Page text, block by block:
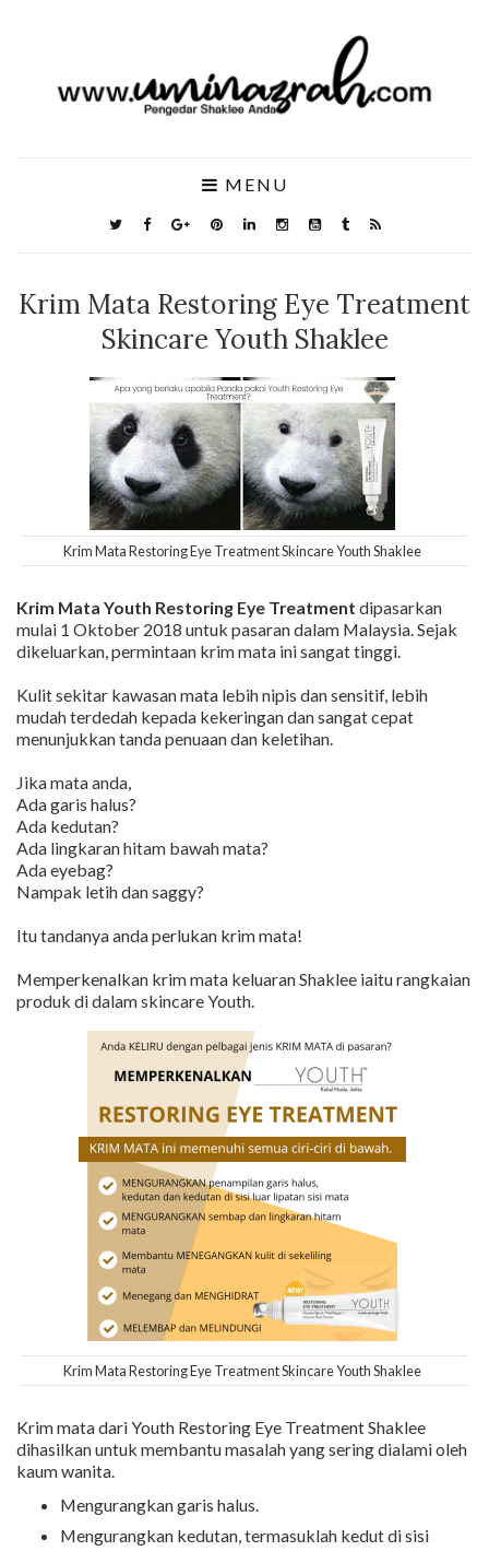
MENU
Krim Mata Restoring Eye Treatment
Skincare Youth Shaklee
Krim Mata Restoring Eye Treatment Skincare Youth Shaklee
Krim Mata Youth Restoring Eye Treatment dipasarkan
mulai 1 Oktober 2018 untuk pasaran dalam Malaysia. Sejak
dikeluarkan, permintaan krim mata ini sangat tinggi.
Kulit sekitar kawasan mata lebih nipis dan sensitif, lebih
mudah terdedah kepada kekeringan dan sangat cepat
menunjukkan tanda penuaan dan keletihan.
Jika mata anda,
Ada garis halus?
Ada kedutan?
Ada lingkaran hitam bawah mata?
Ada eyebag?
Nampak letih dan saggy?
Itu tandanya anda perlukan krim mata!
Memperkenalkan krim mata keluaran Shaklee iaitu rangkaian
produk di dalam skincare Youth.
Krim Mata Restoring Eye Treatment Skincare Youth Shaklee
Krim mata dari Youth Restoring Eye Treatment Shaklee
dihasilkan untuk membantu masalah yang sering dialami oleh
kaum wanita.
Mengurangkan garis halus.
Mengurangkan kedutan, termasuklah kedut di sisi